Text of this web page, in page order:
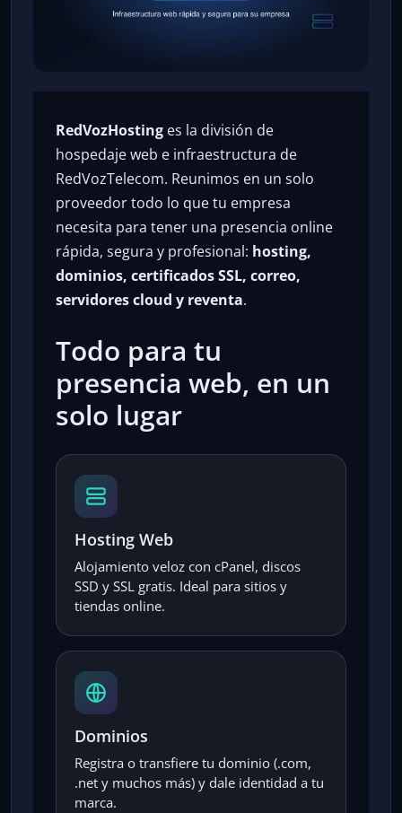
RedVozHosting es la división de
hospedaje web e infraestructura de
RedVozTelecom. Reunimos en un solo
proveedor todo lo que tu empresa
necesita para tener una presencia online
rápida, segura y profesional: hosting,
dominios, certificados SSL, correo,
servidores cloud y reventa.
Todo para tu
presencia web, en un
solo lugar
Hosting Web
Alojamiento veloz con cPanel, discos
SSD y SSL gratis. Ideal para sitios y
tiendas online.
Dominios
Registra o transfiere tu dominio (.com,
.net y muchos más) y dale identidad a tu
marca.